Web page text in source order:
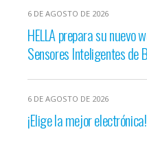
6 DE AGOSTO DE 2026
HELLA prepara su nuevo
Sensores Inteligentes de
6 DE AGOSTO DE 2026
¡Elige la mejor electrónica!